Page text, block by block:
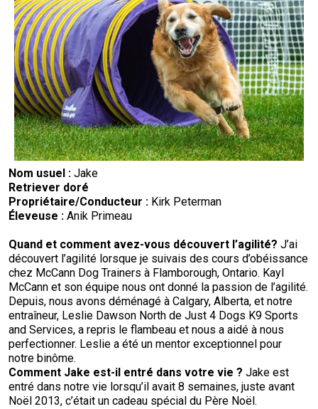
Nom usuel : Jake
Retriever doré
Propriétaire/Conducteur : Kirk Peterman
Éleveuse : Anik Primeau
Quand et comment avez-vous découvert l’agilité? J’ai
découvert l’agilité lorsque je suivais des cours d’obéissance
chez McCann Dog Trainers à Flamborough, Ontario. Kayl
McCann et son équipe nous ont donné la passion de l’agilité.
Depuis, nous avons déménagé à Calgary, Alberta, et notre
entraîneur, Leslie Dawson North de Just 4 Dogs K9 Sports
and Services, a repris le flambeau et nous a aidé à nous
perfectionner. Leslie a été un mentor exceptionnel pour
notre binôme.
Comment Jake est-il entré dans votre vie ? Jake est
entré dans notre vie lorsqu’il avait 8 semaines, juste avant
Noël 2013, c’était un cadeau spécial du Père Noël.